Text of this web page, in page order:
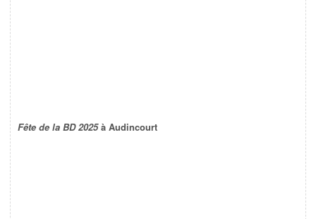
Fête de la BD 2025à Audincourt